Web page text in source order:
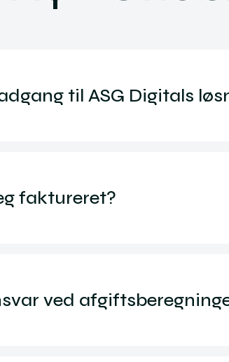
til ASG Digitals
faktureret?
ved